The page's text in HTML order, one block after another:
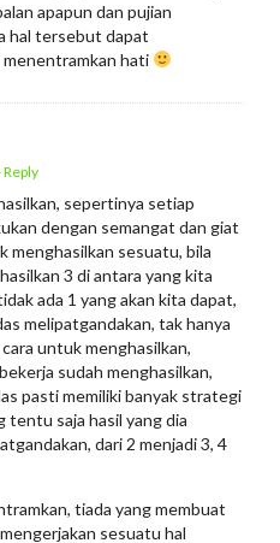
apapun dan pujian
hal tersebut dapat
hati
Reply
sepertinya setiap
dengan semangat dan giat
menghasilkan sesuatu, bila
3 di antara yang kita
ada 1 yang akan kita dapat,
melipatgandakan, tak hanya
untuk menghasilkan,
sudah menghasilkan,
pasti memiliki banyak strategi
tentu saja hasil yang dia
dari 2 menjadi 3, 4
tiada yang membuat
sesuatu hal